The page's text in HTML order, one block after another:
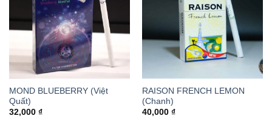
MOND BLUEBERRY (Việt
Quất)
32,000 ₫
RAISON FRENCH LEMON
(Chanh)
40,000 ₫